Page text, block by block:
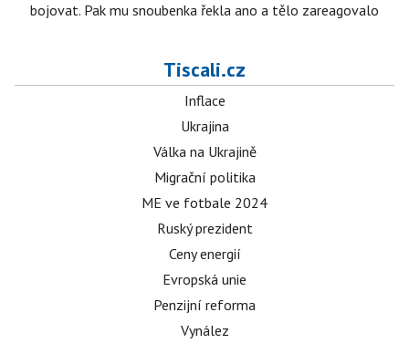
bojovat. Pak mu snoubenka řekla ano a tělo zareagovalo
Tiscali.cz
Inflace
Ukrajina
Válka na Ukrajině
Migrační politika
ME ve fotbale 2024
Ruský prezident
Ceny energií
Evropská unie
Penzijní reforma
Vynález